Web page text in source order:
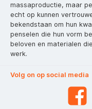
massaproductie, maar
echt op kunnen
bekendstaan om hun
penselen die hun vorm
beloven en materialen
werk.
Volg on op social media